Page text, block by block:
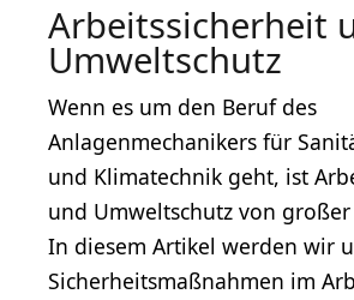
Arbeitssicherheit
Umweltschutz
Wenn es um den Beruf des
Anlagenmechanikers für
und Klimatechnik geht, ist
und Umweltschutz von
In diesem Artikel werden wir
Sicherheitsmaßnahmen im